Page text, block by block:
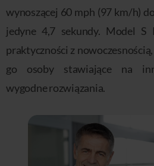
wynoszącej 60 mph (97 km/h)
jedyne 4,7 sekundy. Model S
praktyczności z
go osoby stawiające na
wygodne rozwiązania.